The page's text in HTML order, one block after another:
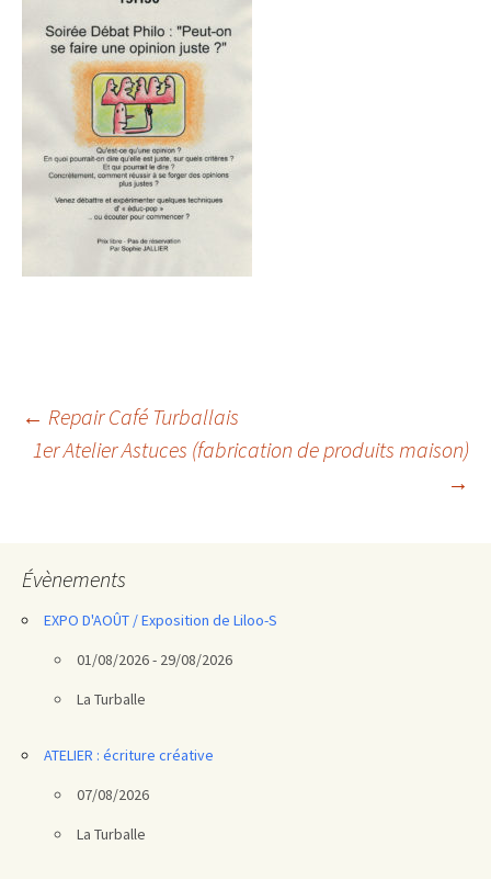
Navigation
des
← Repair Café Turballais
1er Atelier Astuces (fabrication de produits maison)
→
Évènements
EXPO D'AOÛT / Exposition de Liloo-S
01/08/2026 - 29/08/2026
La Turballe
ATELIER : écriture créative
07/08/2026
La Turballe